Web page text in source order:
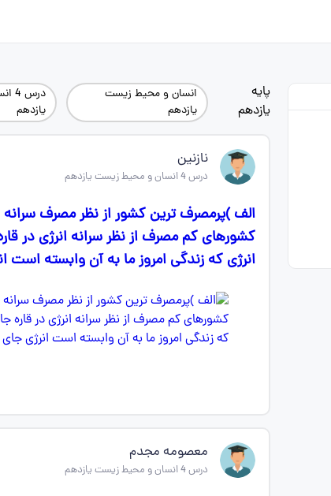
پایه
یازدهم
انسان و محیط زیست
یازدهم
یازدهم
نازنین
درس 4 انسان و محیط زیست یازدهم
الف )پرمصرف ترین کشور از نظر مصرف
کشورهای کم مصرف از نظر سرانه انرژی در
انرژی که زندگی امروز ما به آن وابسته
معصومه مجدم
درس 4 انسان و محیط زیست یازدهم